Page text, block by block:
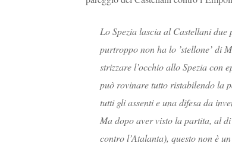
Lo Spezia lascia al Castellani
purtroppo non ha lo ’stellone’ di
strizzare l’occhio allo Spezia con
può rovinare tutto ristabilendo la
tutti gli assenti e una difesa da
Ma dopo aver visto la partita, al
contro l’Atalanta), questo non è